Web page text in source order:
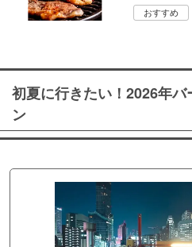
おすすめ
初夏に行きたい！2026年
ン